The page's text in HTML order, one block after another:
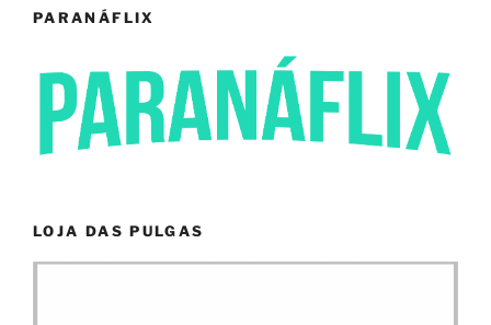
PARANÁFLIX
LOJA DAS PULGAS